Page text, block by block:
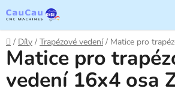
na
obsah
Domů
/ Díly / Trapézové vedení / Matice pro
Matice pro
vedení 16x4 osa